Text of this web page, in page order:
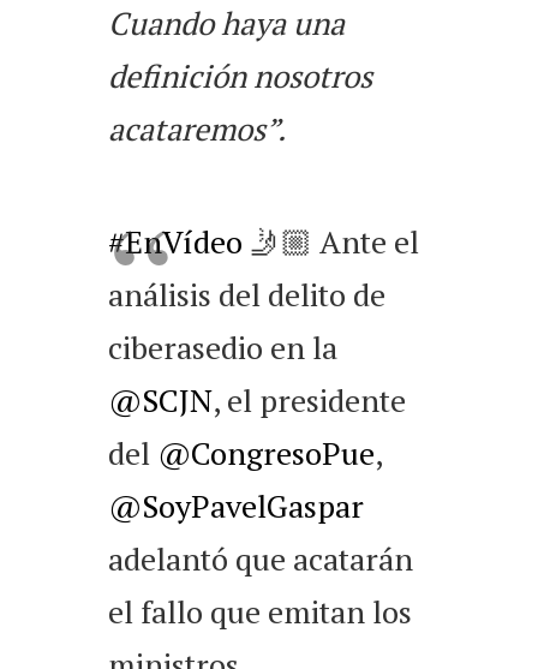
Cuando haya una
definición nosotros
acataremos”.
#EnVídeo 🤳🏼 Ante el
análisis del delito de
ciberasedio en la
@SCJN, el presidente
del @CongresoPue,
@SoyPavelGaspar
adelantó que acatarán
el fallo que emitan los